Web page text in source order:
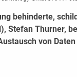
behinderte,
Stefan Thurner,
von